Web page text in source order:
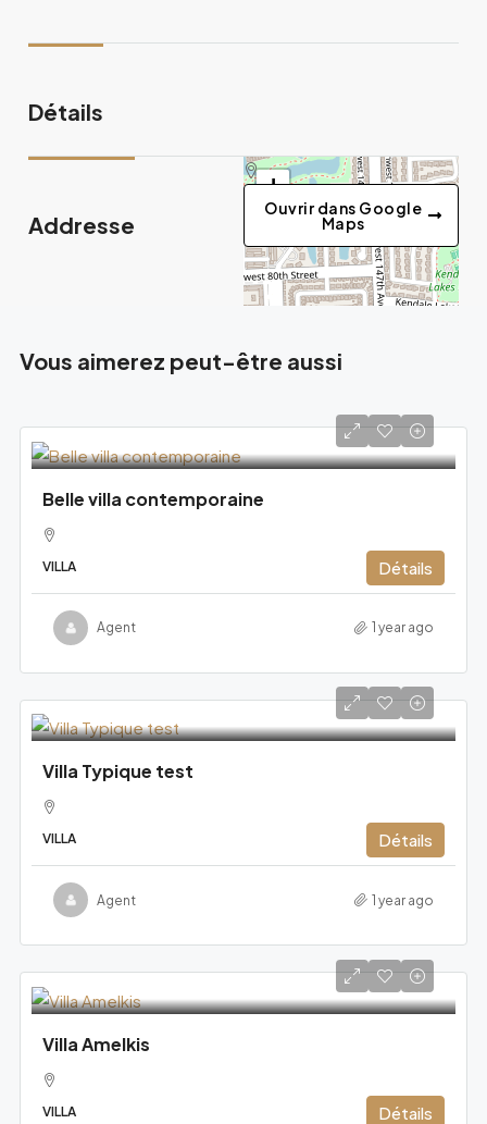
Détails
Addresse
+
−
Leaflet|©OpenStreetMap
Ouvrir dans Google
Maps
Vous aimerez peut-être aussi
Belle villa contemporaine
VILLA Détails
Agent 1 year ago
Villa Typique test
VILLA Détails
Agent 1 year ago
Villa Amelkis
VILLA Détails